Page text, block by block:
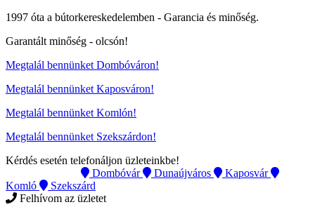
1997 óta a bútorkereskedelemben - Garancia és minőség.
Garantált minőség - olcsón!
Megtalál bennünket Dombóváron!
Megtalál bennünket Kaposváron!
Megtalál bennünket Komlón!
Megtalál bennünket Szekszárdon!
Kérdés esetén telefonáljon üzleteinkbe!
Dombóvár Dunaújváros
Kaposvár
Komló
Szekszárd
Felhívom az üzletet